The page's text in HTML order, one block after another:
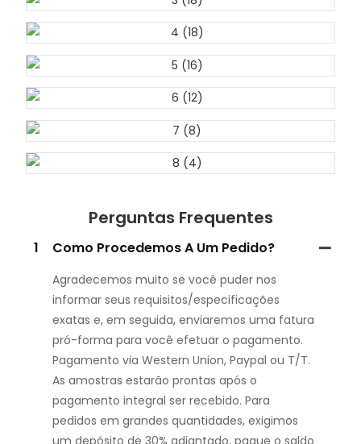
Perguntas Frequentes
1 Como Procedemos A Um Pedido?
Agradecemos muito se você puder nos
informar seus requisitos/especificações
exatas e, em seguida, enviaremos uma fatura
pró-forma para você efetuar o pagamento.
Pagamento via Western Union, Paypal ou T/T.
As amostras estarão prontas após o
pagamento integral ser recebido. Para
pedidos em grandes quantidades, exigimos
um depósito de 30% adiantado, pague o saldo